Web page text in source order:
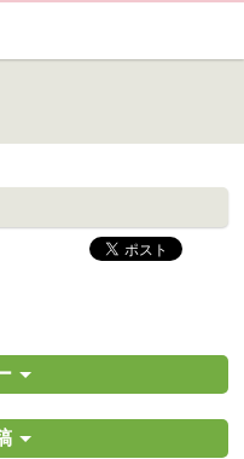
最新情報や観光協会会員情報